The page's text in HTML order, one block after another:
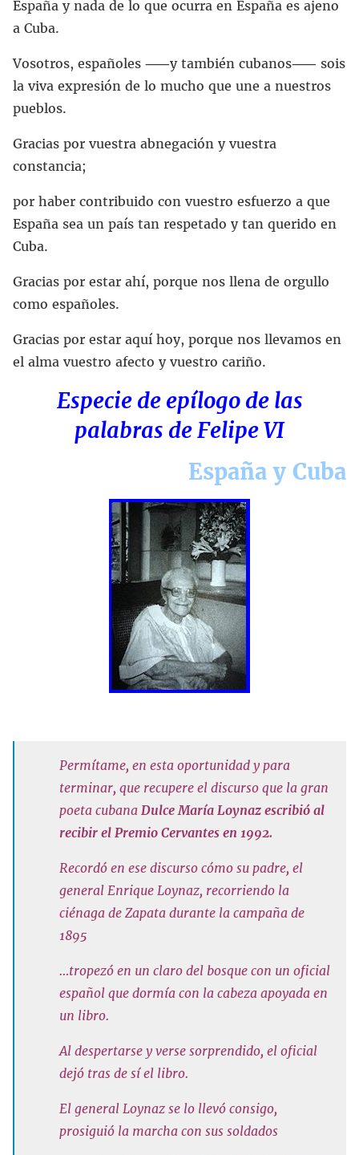
España y nada de lo que ocurra en España es ajeno
a Cuba.
Vosotros, españoles ⸺y también cubanos⸺ sois
la viva expresión de lo mucho que une a nuestros
pueblos.
Gracias por vuestra abnegación y vuestra
constancia;
por haber contribuido con vuestro esfuerzo a que
España sea un país tan respetado y tan querido en
Cuba.
Gracias por estar ahí, porque nos llena de orgullo
como españoles.
Gracias por estar aquí hoy, porque nos llevamos en
el alma vuestro afecto y vuestro cariño.
Especie de epílogo de las
palabras de Felipe VI
España y Cuba
Permítame, en esta oportunidad y para
terminar, que recupere el discurso que la gran
poeta cubana Dulce María Loynaz escribió al
recibir el Premio Cervantes en 1992.
Recordó en ese discurso cómo su padre, el
general Enrique Loynaz, recorriendo la
ciénaga de Zapata durante la campaña de
1895
…tropezó en un claro del bosque con un oficial
español que dormía con la cabeza apoyada en
un libro.
Al despertarse y verse sorprendido, el oficial
dejó tras de sí el libro.
El general Loynaz se lo llevó consigo,
prosiguió la marcha con sus soldados